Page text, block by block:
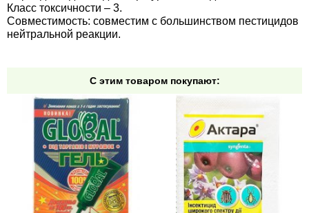
Класс токсичности – 3.
Совместимость: совместим с большинством пестицидов
нейтральной реакции.
С этим товаром покупают:
Семена укропа
Семена цветов
Семена шпината
Семена щавеля
Элитные семена в банках
Препараты для септиков, выгребных ям и
дачных туалетов, биодеструкторы
Хозяйственные товары
Средства защиты растений
Лидеры продаж
Купить семена - хиты продаж